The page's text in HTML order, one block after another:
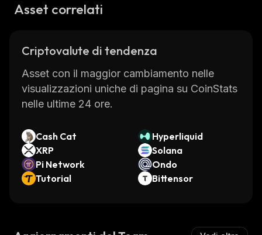
Asset correlati
Criptovalute di tendenza
Asset con il maggior cambiamento nelle
visualizzazioni uniche di pagina su CoinStats
nelle ultime 24 ore.
Cash Cat
Hyperliquid
XRP
Solana
Pi Network
Ondo
Tutorial
Bittensor